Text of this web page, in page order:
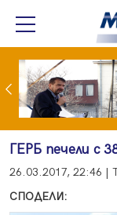
Най-малко 22 загинали при челен сблъсък между два автобуса
ГЕРБ печели с
26.03.2017, 22:46 |
СПОДЕЛИ: